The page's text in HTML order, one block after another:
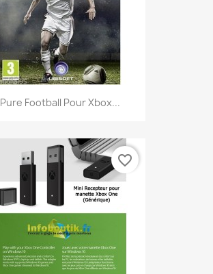
Pure Football Pour Xbox...
favorite_border